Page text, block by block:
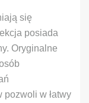
się
posiada
Oryginalne
pozwoli w łatwy